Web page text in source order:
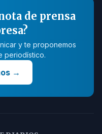
de prensa
y te proponemos
periodístico.
→